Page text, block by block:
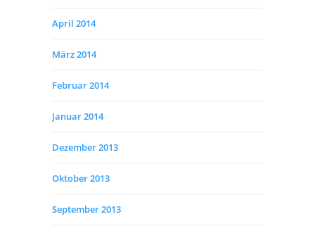
April 2014
März 2014
Februar 2014
Januar 2014
Dezember 2013
Oktober 2013
September 2013